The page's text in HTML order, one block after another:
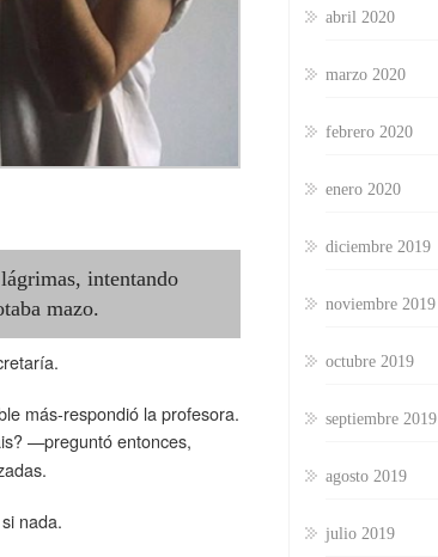
intentando
mazo.
más-respondió la profesora.
—preguntó entonces,
nada.
abril 2020
marzo 2020
febrero 2020
enero 2020
diciembre 2019
noviembre 2019
octubre 2019
septiembre 2019
agosto 2019
julio 2019